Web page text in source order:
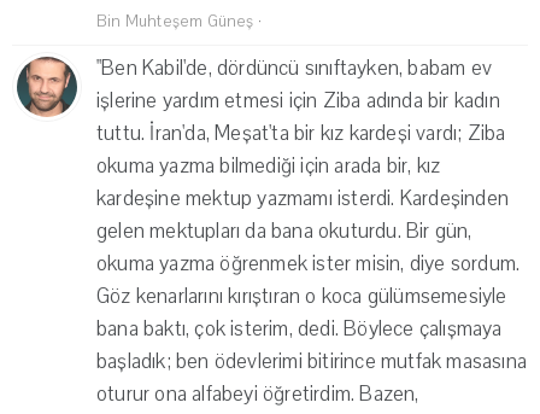
Bin Muhteşem Güneş ·
"Ben Kabil'de, dördüncü sınıftayken, babam ev
işlerine yardım etmesi için Ziba adında bir kadın
tuttu. İran'da, Meşat'ta bir kız kardeşi vardı; Ziba
okuma yazma bilmediği için arada bir, kız
kardeşine mektup yazmamı isterdi. Kardeşinden
gelen mektupları da bana okuturdu. Bir gün,
okuma yazma öğrenmek ister misin, diye sordum.
Göz kenarlarını kırıştıran o koca gülümsemesiyle
bana baktı, çok isterim, dedi. Böylece çalışmaya
başladık; ben ödevlerimi bitirince mutfak masasına
oturur ona alfabeyi öğretirdim. Bazen,